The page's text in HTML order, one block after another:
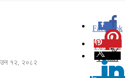
१२, २०८२
Facebook
0
Pinterest
Twitter